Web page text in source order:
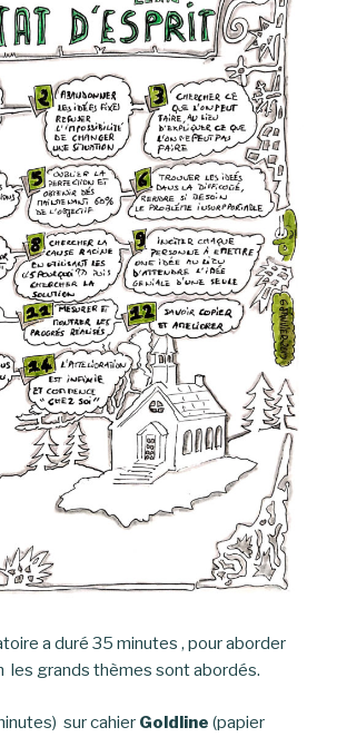
a duré 35 minutes , pour aborder
les grands thèmes sont abordés.
sur cahier Goldline (papier